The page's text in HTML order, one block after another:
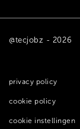
@tecjobz - 2026
privacy policy
cookie policy
cookie instellingen